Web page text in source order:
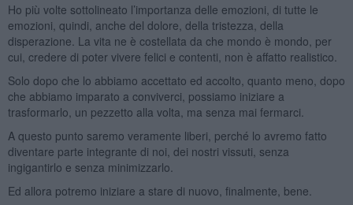
Ho più volte sottolineato l’importanza delle emozioni, di tutte le
emozioni, quindi, anche del dolore, della tristezza, della
disperazione. La vita ne è costellata da che mondo è mondo, per
cui, credere di poter vivere felici e contenti, non è affatto realistico.
Solo dopo che lo abbiamo accettato ed accolto, quanto meno, dopo
che abbiamo imparato a conviverci, possiamo iniziare a
trasformarlo, un pezzetto alla volta, ma senza mai fermarci.
A questo punto saremo veramente liberi, perché lo avremo fatto
diventare parte integrante di noi, dei nostri vissuti, senza
ingigantirlo e senza minimizzarlo.
Ed allora potremo iniziare a stare di nuovo, finalmente, bene.